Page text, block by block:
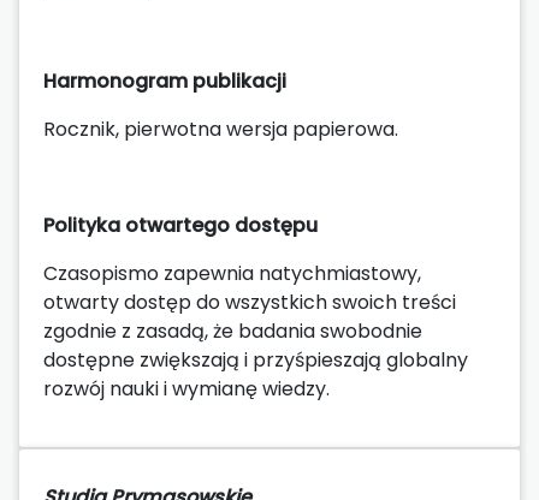
Harmonogram publikacji
Rocznik, pierwotna wersja papierowa.
Polityka otwartego dostępu
Czasopismo zapewnia natychmiastowy,
otwarty dostęp do wszystkich swoich treści
zgodnie z zasadą, że badania swobodnie
dostępne zwiększają i przyśpieszają globalny
rozwój nauki i wymianę wiedzy.